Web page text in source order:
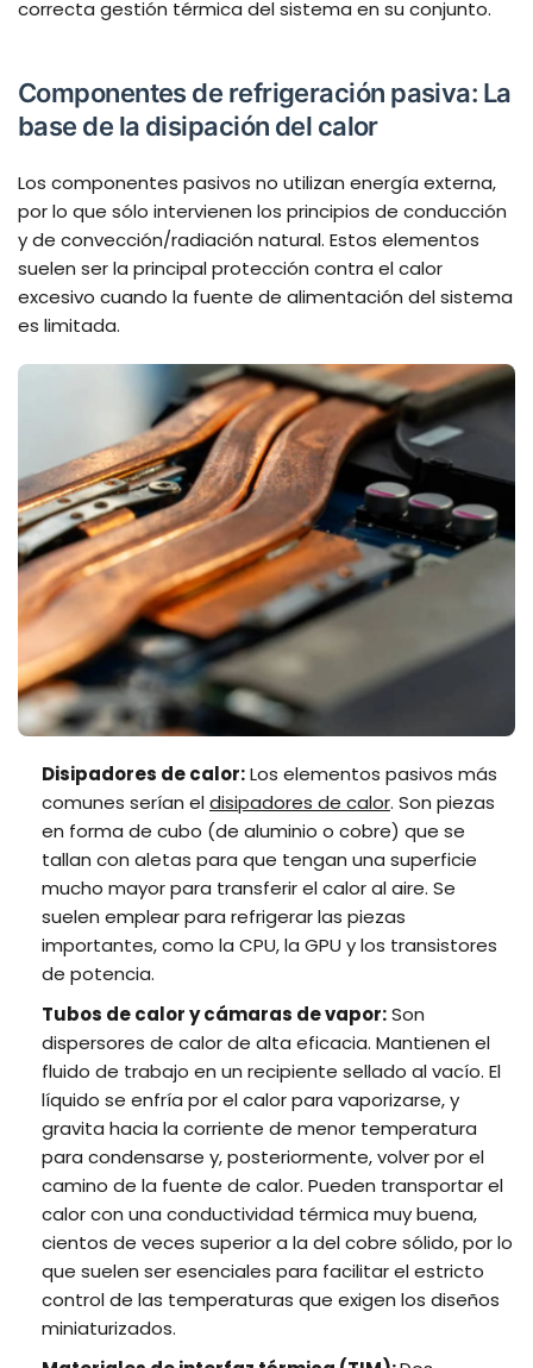
correcta gestión térmica del sistema en su conjunto.
Componentes de refrigeración pasiva: La
base de la disipación del calor
Los componentes pasivos no utilizan energía externa,
por lo que sólo intervienen los principios de conducción
y de convección/radiación natural. Estos elementos
suelen ser la principal protección contra el calor
excesivo cuando la fuente de alimentación del sistema
es limitada.
Disipadores de calor:Los elementos pasivos más
comunes serían eldisipadores de calor. Son piezas
en forma de cubo (de aluminio o cobre) que se
tallan con aletas para que tengan una superficie
mucho mayor para transferir el calor al aire. Se
suelen emplear para refrigerar las piezas
importantes, como la CPU, la GPU y los transistores
de potencia.
Tubos de calor y cámaras de vapor:Son
dispersores de calor de alta eficacia. Mantienen el
fluido de trabajo en un recipiente sellado al vacío. El
líquido se enfría por el calor para vaporizarse, y
gravita hacia la corriente de menor temperatura
para condensarse y, posteriormente, volver por el
camino de la fuente de calor. Pueden transportar el
calor con una conductividad térmica muy buena,
cientos de veces superior a la del cobre sólido, por lo
que suelen ser esenciales para facilitar el estricto
control de las temperaturas que exigen los diseños
miniaturizados.